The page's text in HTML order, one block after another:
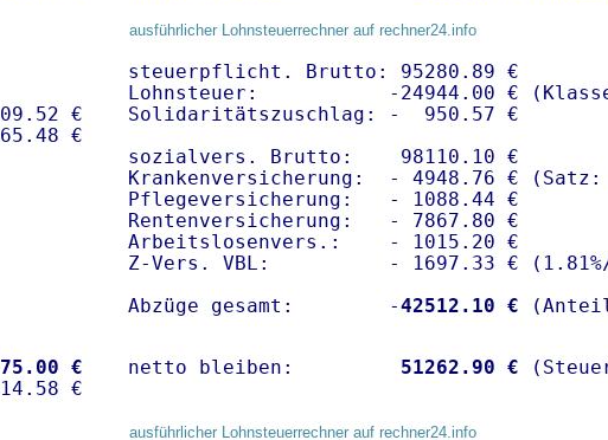
ausführlicher Lohnsteuerrechner auf rechner24.info
€
steuerpflicht. Brutto: 95280.89 €
Lohnsteuer:           -24944.00 €
Solidaritätszuschlag: -  950.57 €
sozialvers. Brutto:    98110.10 €
Krankenversicherung:  - 4948.76 € (Satz:
Pflegeversicherung:   - 1088.44 €
Rentenversicherung:   - 7867.80 €
Arbeitslosenvers.:    - 1015.20 €
Z-Vers. VBL:          - 1697.33 € ( 1.81%
Abzüge gesamt:        -42512.10 €
€
netto bleiben: 51262.90 €
ausführlicher Lohnsteuerrechner auf rechner24.info